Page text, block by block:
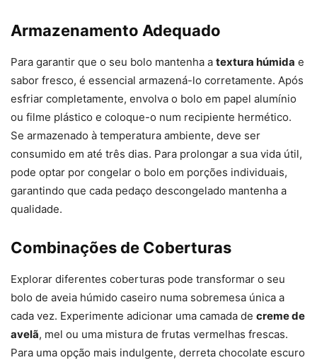
Armazenamento Adequado
Para garantir que o seu bolo mantenha a textura húmida e
sabor fresco, é essencial armazená-lo corretamente. Após
esfriar completamente, envolva o bolo em papel alumínio
ou filme plástico e coloque-o num recipiente hermético.
Se armazenado à temperatura ambiente, deve ser
consumido em até três dias. Para prolongar a sua vida útil,
pode optar por congelar o bolo em porções individuais,
garantindo que cada pedaço descongelado mantenha a
qualidade.
Combinações de Coberturas
Explorar diferentes coberturas pode transformar o seu
bolo de aveia húmido caseiro numa sobremesa única a
cada vez. Experimente adicionar uma camada de creme de
avelã, mel ou uma mistura de frutas vermelhas frescas.
Para uma opção mais indulgente, derreta chocolate escuro